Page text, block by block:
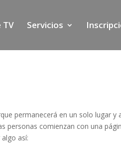
TV Servicios
permanecerá en un solo lugar y
personas comienzan con una
así: